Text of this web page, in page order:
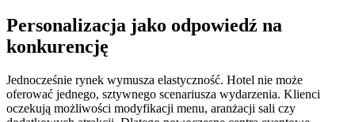
Personalizacja jako odpowiedź na
konkurencję
Jednocześnie rynek wymusza elastyczność. Hotel nie może
oferować jednego, sztywnego scenariusza wydarzenia. Klienci
oczekują możliwości modyfikacji menu, aranżacji sali czy